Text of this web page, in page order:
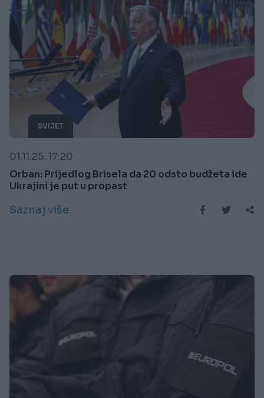
SVIJET
01.11.25. 17:20
Orban: Prijedlog Brisela da 20 odsto budžeta ide
Ukrajini je put u propast
Saznaj više